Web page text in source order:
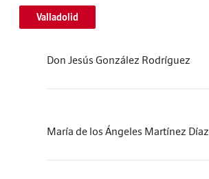
Valladolid
Don Jesús González Rodríguez
María de los Ángeles Martínez Díaz